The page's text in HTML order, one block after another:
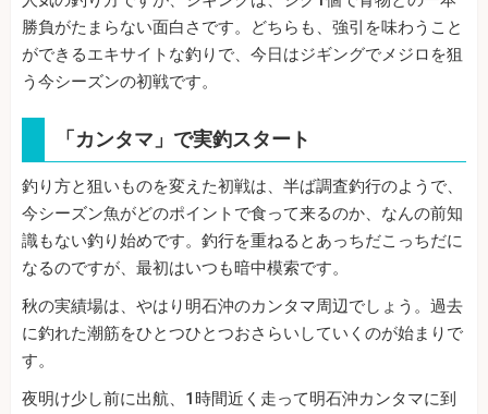
勝負がたまらない面白さです。どちらも、強引を味わうこと
ができるエキサイトな釣りで、今日はジギングでメジロを狙
う今シーズンの初戦です。
「カンタマ」で実釣スタート
釣り方と狙いものを変えた初戦は、半ば調査釣行のようで、
今シーズン魚がどのポイントで食って来るのか、なんの前知
識もない釣り始めです。釣行を重ねるとあっちだこっちだに
なるのですが、最初はいつも暗中模索です。
秋の実績場は、やはり明石沖のカンタマ周辺でしょう。過去
に釣れた潮筋をひとつひとつおさらいしていくのが始まりで
す。
夜明け少し前に出航、1時間近く走って明石沖カンタマに到